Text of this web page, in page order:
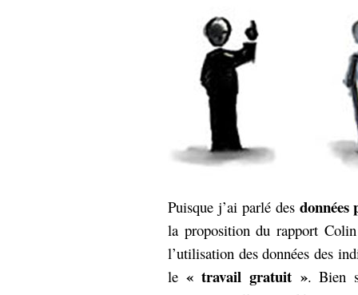
Puisque j’ai parlé des données
la proposition du rapport
l’utilisation des données des
le « travail gratuit ». Bien